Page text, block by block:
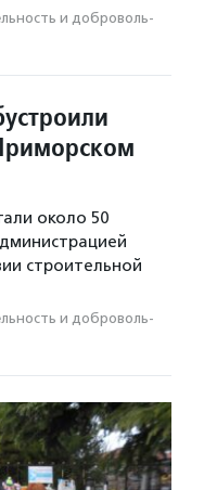
и доброволь­
около 50
строительной
и доброволь­